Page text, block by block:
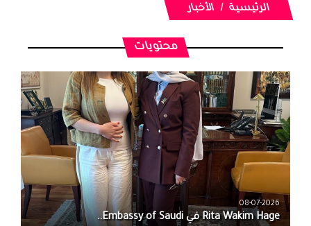
الرئيسية الأخبار
محتويات
08-07-2026